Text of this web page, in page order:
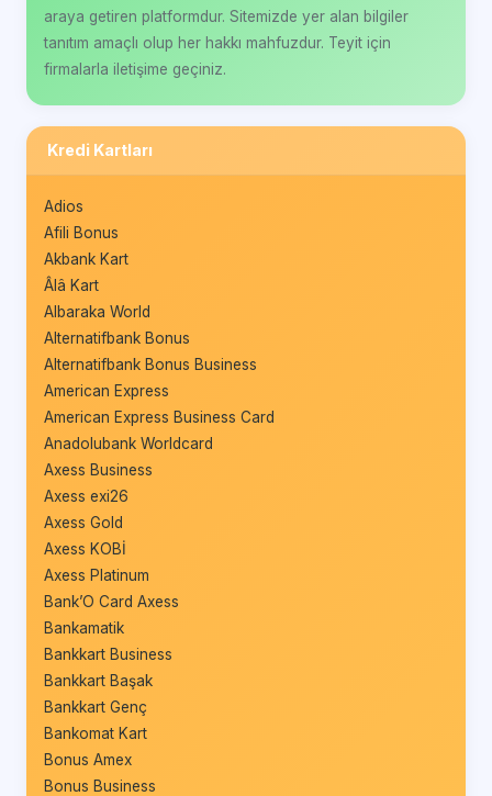
araya getiren platformdur. Sitemizde yer alan bilgiler
tanıtım amaçlı olup her hakkı mahfuzdur. Teyit için
firmalarla iletişime geçiniz.
Kredi Kartları
Adios
Afili Bonus
Akbank Kart
Âlâ Kart
Albaraka World
Alternatifbank Bonus
Alternatifbank Bonus Business
American Express
American Express Business Card
Anadolubank Worldcard
Axess Business
Axess exi26
Axess Gold
Axess KOBİ
Axess Platinum
Bank’O Card Axess
Bankamatik
Bankkart Business
Bankkart Başak
Bankkart Genç
Bankomat Kart
Bonus Amex
Bonus Business